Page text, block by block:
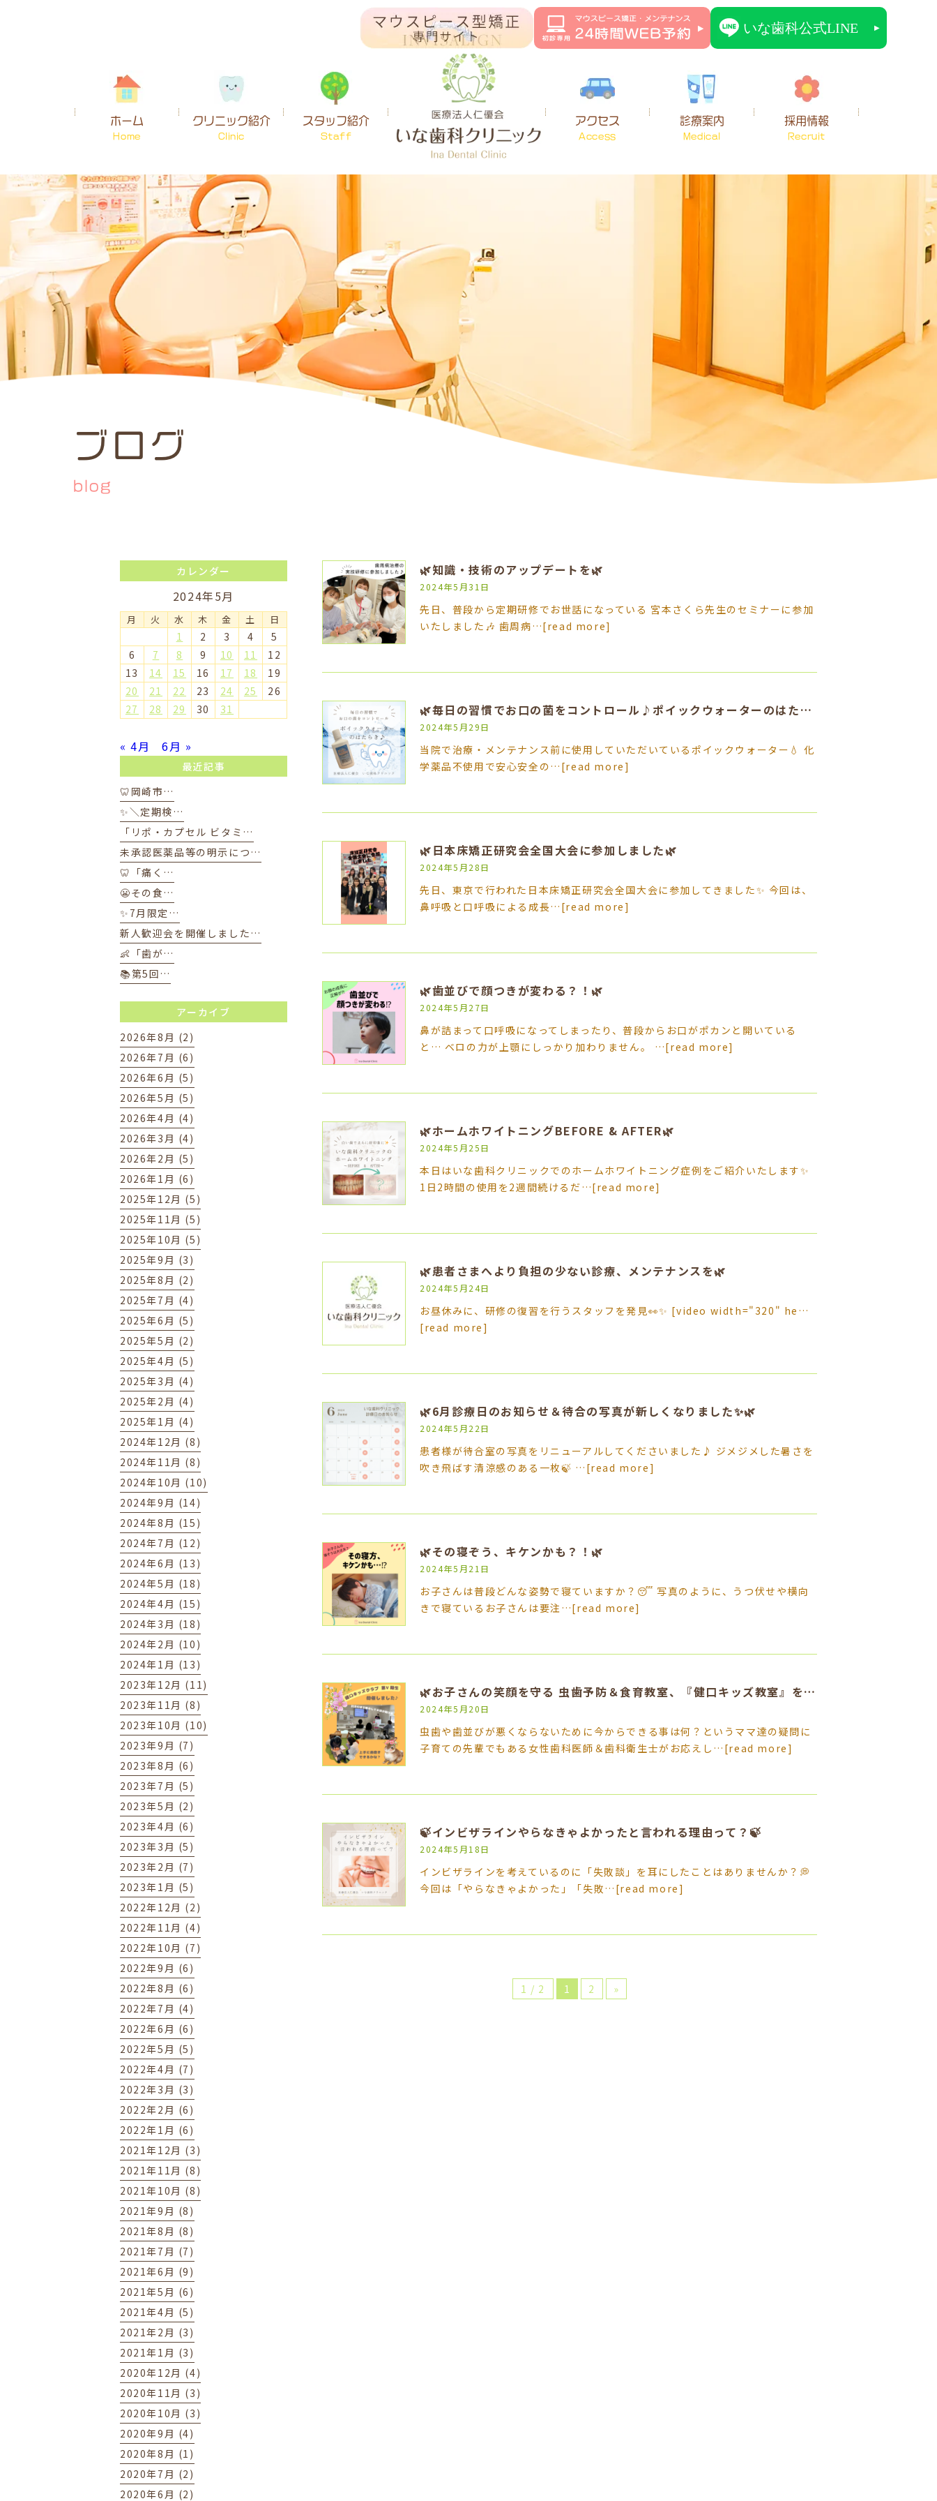
ホーム
Home
クリニック紹介
Clinic
スタッフ紹介
Staff
アクセス
Access
診療案内
Medical
採用情報
Recruit
ブログ
blog
🌿知識・技術のアップデートを🌿
2024年5月31日
先日、普段から定期研修でお世話になっている 宮本さくら先生のセミナーに参加
いたしました🎶 歯周病…[read more]
🌿毎日の習慣でお口の菌をコントロール♪ポイックウォーターのはたらき🌿
2024年5月29日
当院で治療・メンテナンス前に使用していただいているポイックウォーター💧 化
学薬品不使用で安心安全の… [read more]
🌿日本床矯正研究会全国大会に参加しました🌿
2024年5月28日
先日、東京で行われた日本床矯正研究会全国大会に参加してきました✨ 今回は、
鼻呼吸と口呼吸による成長… [read more]
🌿歯並びで顔つきが変わる？！🌿
2024年5月27日
鼻が詰まって口呼吸になってしまったり、普段からお口がポカンと開いている
と… ベロの力が上顎にしっかり加わりません。 …[read more]
🌿ホームホワイトニングBEFORE & AFTER🌿
2024年5月25日
本日はいな歯科クリニックでのホームホワイトニング症例をご紹介いたします✨
1日2時間の使用を2週間続けるだ…[read more]
🌿患者さまへより負担の少ない診療、メンテナンスを🌿
2024年5月24日
お昼休みに、研修の復習を行うスタッフを発見👀✨ [video width="320" he…
[read more]
🌿6月診療日のお知らせ＆待合の写真が新しくなりました✨🌿
2024年5月22日
患者様が待合室の写真をリニューアルしてくださいました♪ ジメジメした暑さを
吹き飛ばす清涼感のある一枚🍃 … [read more]
🌿その寝ぞう、キケンかも？！🌿
2024年5月21日
お子さんは普段どんな姿勢で寝ていますか？😴 写真のように、うつ伏せや横向
きで寝ているお子さんは要注…[read more]
🌿お子さんの笑顔を守る 虫歯予防＆食育教室、『健口キッズ教室』を開催しました！🌿
2024年5月20日
虫歯や歯並びが悪くならないために今からできる事は何？というママ達の疑問に
子育ての先輩でもある女性歯科医師＆歯科衛生士がお応えし… [read more]
🍃インビザラインやらなきゃよかったと言われる理由って？🍃
2024年5月18日
インビザラインを考えているのに「失敗談」を耳にしたことはありませんか？💭
今回は「やらなきゃよかった」「失敗… [read more]
1 / 2 1 2 »
カレンダー
2024年5月
月 火 水 木 金 土 日
1 2 3 4
5
6
7 8 9 10 11
12
13
14 15 16 17 18
19
20
21 22 23 24 25
26
27
28 29 30 31
« 4月 6月 »
最近記事
🦷岡崎市…
✨＼定期検…
「リポ・カプセル ビタミ…
未承認医薬品等の明示につ…
🦷「痛く…
😬その食…
✨7月限定…
新人歓迎会を開催しました…
👶「歯が…
📚第5回…
アーカイブ
2026年8月 (2)
2026年7月 (6)
2026年6月 (5)
2026年5月 (5)
2026年4月 (4)
2026年3月 (4)
2026年2月 (5)
2026年1月 (6)
2025年12月 (5)
2025年11月 (5)
2025年10月 (5)
2025年9月 (3)
2025年8月 (2)
2025年7月 (4)
2025年6月 (5)
2025年5月 (2)
2025年4月 (5)
2025年3月 (4)
2025年2月 (4)
2025年1月 (4)
2024年12月 (8)
2024年11月 (8)
2024年10月 (10)
2024年9月 (14)
2024年8月 (15)
2024年7月 (12)
2024年6月 (13)
2024年5月 (18)
2024年4月 (15)
2024年3月 (18)
2024年2月 (10)
2024年1月 (13)
2023年12月 (11)
2023年11月 (8)
2023年10月 (10)
2023年9月 (7)
2023年8月 (6)
2023年7月 (5)
2023年5月 (2)
2023年4月 (6)
2023年3月 (5)
2023年2月 (7)
2023年1月 (5)
2022年12月 (2)
2022年11月 (4)
2022年10月 (7)
2022年9月 (6)
2022年8月 (6)
2022年7月 (4)
2022年6月 (6)
2022年5月 (5)
2022年4月 (7)
2022年3月 (3)
2022年2月 (6)
2022年1月 (6)
2021年12月 (3)
2021年11月 (8)
2021年10月 (8)
2021年9月 (8)
2021年8月 (8)
2021年7月 (7)
2021年6月 (9)
2021年5月 (6)
2021年4月 (5)
2021年2月 (3)
2021年1月 (3)
2020年12月 (4)
2020年11月 (3)
2020年10月 (3)
2020年9月 (4)
2020年8月 (1)
2020年7月 (2)
2020年6月 (2)